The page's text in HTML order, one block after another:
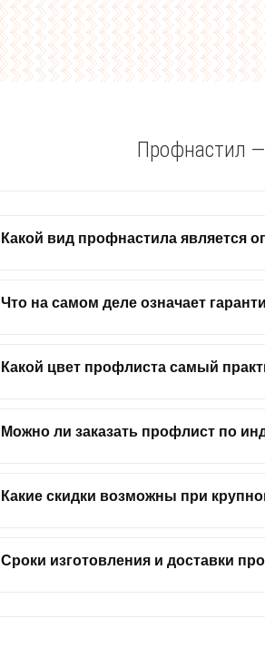
Профнастил
Какой вид профнастила является
Что на самом деле означает
Какой цвет профлиста самый
Можно ли заказать профлист по
Какие скидки возможны при
Сроки изготовления и доставки